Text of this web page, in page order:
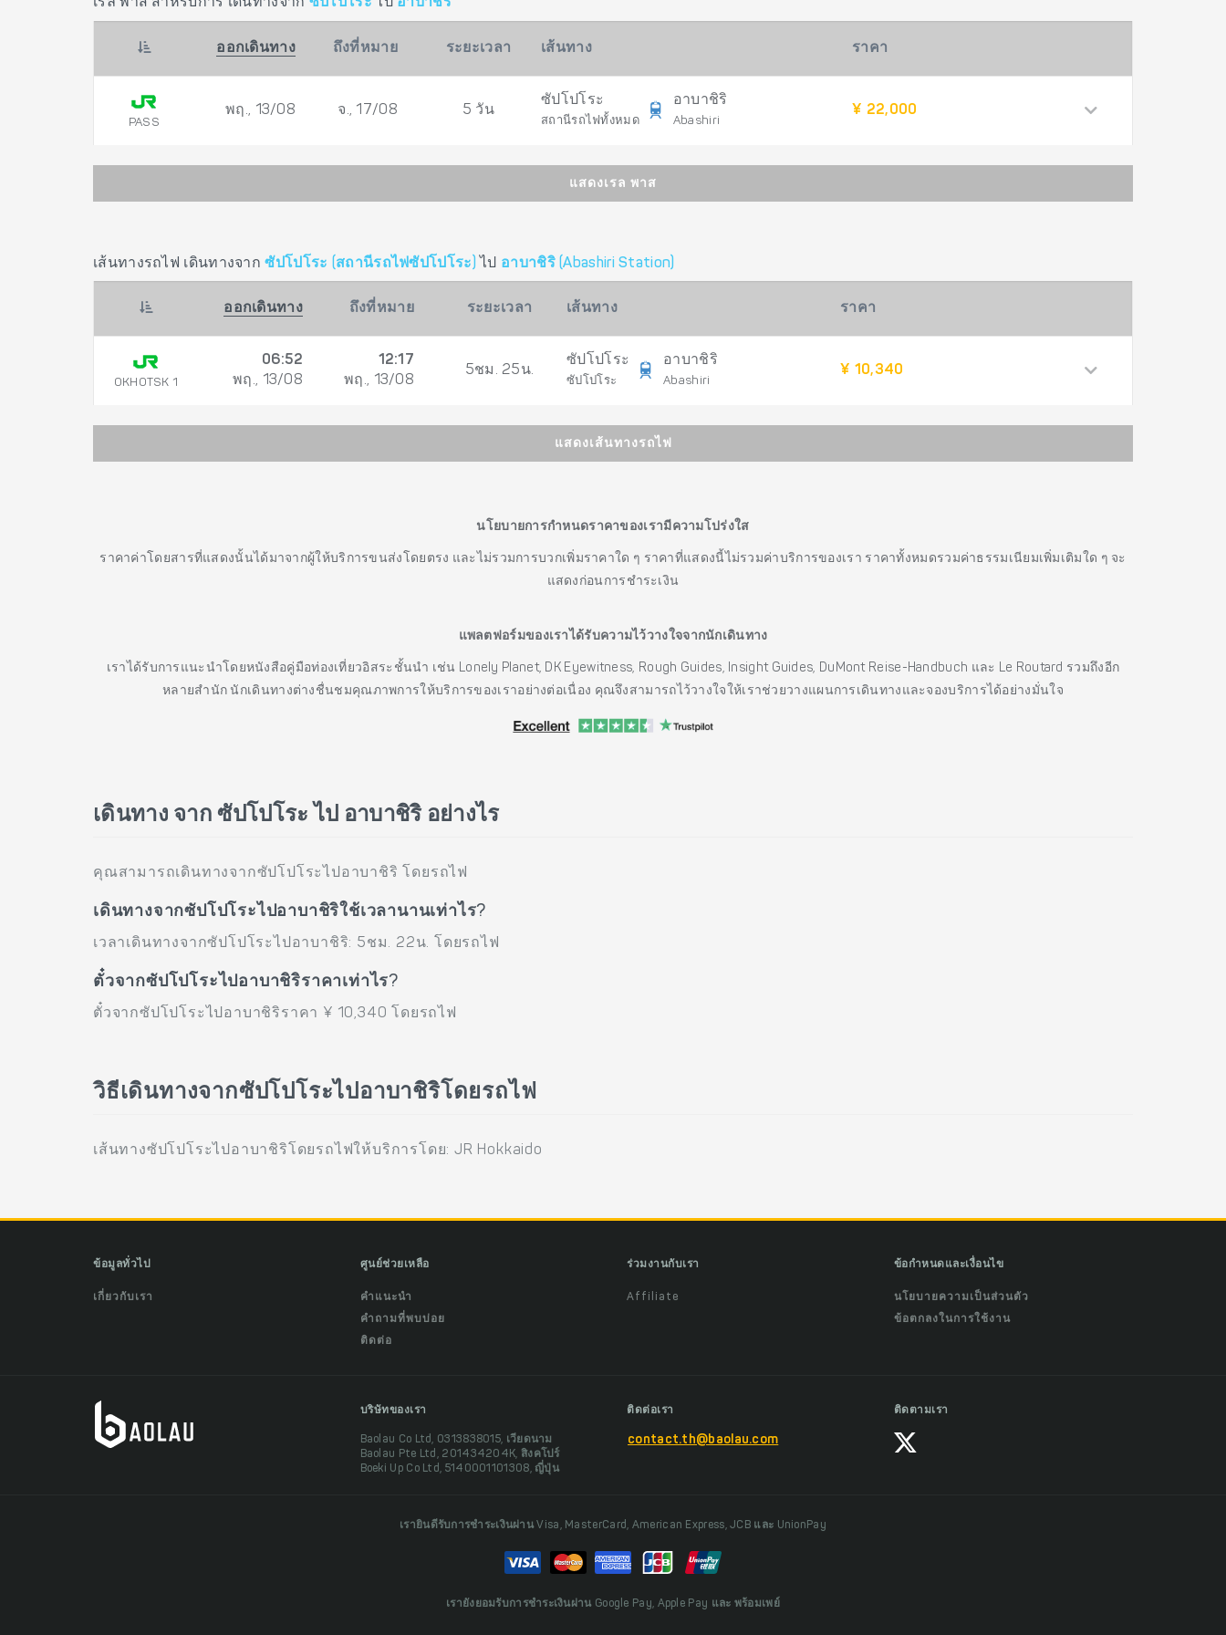
ออกเดินทาง ถึงที่หมาย ระยะเวลา เส้นทาง ราคา
PASS
พฤ., 13/08 จ., 17/08 5 วัน
ซัปโปโระ
สถานีรถไฟทั้งหมด
อาบาชิริ
Abashiri
¥ 22,000
แสดงเรล พาส
เส้นทางรถไฟ เดินทางจากซัปโปโระ (สถานีรถไฟซัปโปโระ) ไป อาบาชิริ (Abashiri Station)
ออกเดินทาง ถึงที่หมาย ระยะเวลา เส้นทาง ราคา
OKHOTSK 1
06:52
พฤ., 13/08
12:17
พฤ., 13/08
5ชม. 25น.
ซัปโปโระ
ซัปโปโระ
อาบาชิริ
Abashiri
¥ 10,340
แสดงเส้นทางรถไฟ
นโยบายการกำหนดราคาของเรามีความโปร่งใส
ราคาค่าโดยสารที่แสดงนั้นได้มาจากผู้ให้บริการขนส่งโดยตรง และไม่รวมการบวกเพิ่มราคาใด ๆ ราคาที่แสดงนี้ไม่รวมค่าบริการของเรา ราคาทั้งหมดรวมค่าธรรมเนียมเพิ่มเติมใด ๆ จะ
แสดงก่อนการชำระเงิน
แพลตฟอร์มของเราได้รับความไว้วางใจจากนักเดินทาง
เราได้รับการแนะนำโดยหนังสือคู่มือท่องเที่ยวอิสระชั้นนำ เช่น Lonely Planet, DK Eyewitness, Rough Guides, Insight Guides, DuMont Reise-Handbuch และ Le Routard รวมถึงอีก
หลายสำนัก นักเดินทางต่างชื่นชมคุณภาพการให้บริการของเราอย่างต่อเนื่อง คุณจึงสามารถไว้วางใจให้เราช่วยวางแผนการเดินทางและจองบริการได้อย่างมั่นใจ
เดินทาง จาก ซัปโปโระ ไป อาบาชิริ อย่างไร
คุณสามารถเดินทางจากซัปโปโระไปอาบาชิริ โดยรถไฟ
เดินทางจากซัปโปโระไปอาบาชิริใช้เวลานานเท่าไร?
เวลาเดินทางจากซัปโปโระไปอาบาชิริ: 5ชม. 22น. โดยรถไฟ
ตั๋วจากซัปโปโระไปอาบาชิริราคาเท่าไร?
ตั๋วจากซัปโปโระไปอาบาชิริราคา ¥ 10,340 โดยรถไฟ
วิธีเดินทางจากซัปโปโระไปอาบาชิริโดยรถไฟ
เส้นทางซัปโปโระไปอาบาชิริโดยรถไฟให้บริการโดย: JR Hokkaido
ข้อมูลทั่วไป
เกี่ยวกับเรา
ศูนย์ช่วยเหลือ
คำแนะนำ
คำถามที่พบบ่อย
ติดต่อ
ร่วมงานกับเรา
Affiliate
ข้อกำหนดและเงื่อนไข
นโยบายความเป็นส่วนตัว
ข้อตกลงในการใช้งาน
บริษัทของเรา
Baolau Co Ltd, 0313838015, เวียดนาม
Baolau Pte Ltd, 201434204K, สิงคโปร์
Boeki Up Co Ltd, 5140001101308, ญี่ปุ่น
ติดต่อเรา
contact.th@baolau.com
ติดตามเรา
เรายินดีรับการชำระเงินผ่าน Visa, MasterCard, American Express, JCB และ UnionPay
เรายังยอมรับการชำระเงินผ่าน Google Pay, Apple Pay และ พร้อมเพย์